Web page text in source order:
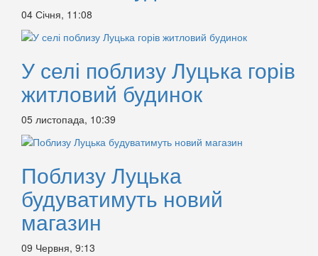
04 Січня, 11:08
У селі поблизу Луцька горів
житловий будинок
05 листопада, 10:39
Поблизу Луцька
будуватимуть новий
магазин
09 Червня, 9:13